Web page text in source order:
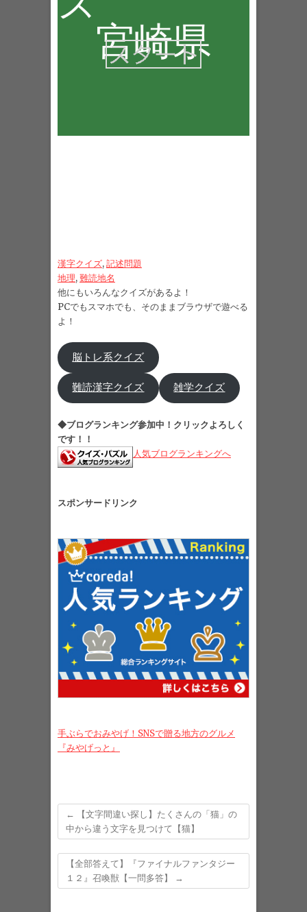
漢字クイズ, 記述問題
地理, 難読地名
他にもいろんなクイズがあるよ！
PCでもスマホでも、そのままブラウザで遊べる
よ！
脳トレ系クイズ
難読漢字クイズ 雑学クイズ
◆ブログランキング参加中！クリックよろしく
です！！
人気ブログランキングへ
スポンサードリンク
手ぶらでおみやげ！SNSで贈る地方のグルメ
『みやげっと』
←
【文字間違い探し】たくさんの「猫」の
中から違う文字を見つけて【猫】
【全部答えて】『ファイナルファンタジー
１２』召喚獣【一問多答】
→